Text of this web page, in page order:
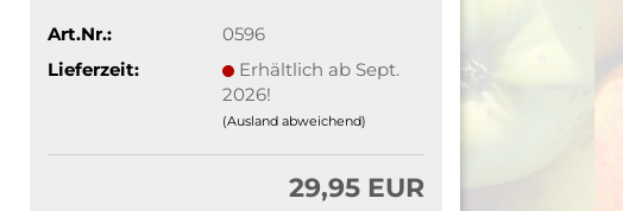
Art.Nr.:
0596
Lieferzeit:
Erhältlich ab Sept.
2026!
(Ausland abweichend)
29,95 EUR